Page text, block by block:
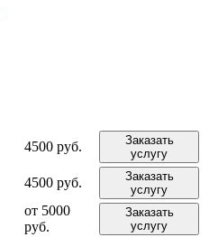
4500 руб.
Заказать
услугу
4500 руб.
Заказать
услугу
от 5000
руб.
Заказать
услугу